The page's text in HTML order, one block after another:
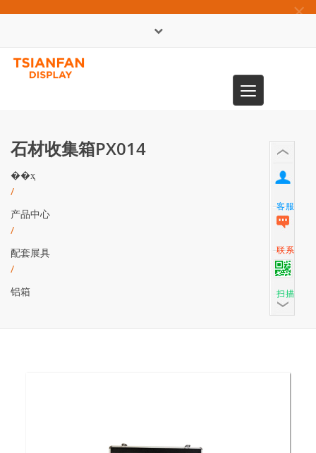
×
Toggle
navigation
石材收集箱PX014
��ҳ
/
产品中心
/
配套展具
/
铝箱
客服
联系
扫描